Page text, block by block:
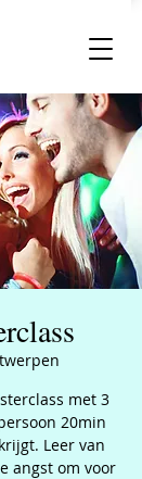
met 3
20min
Leer van
angst om voor